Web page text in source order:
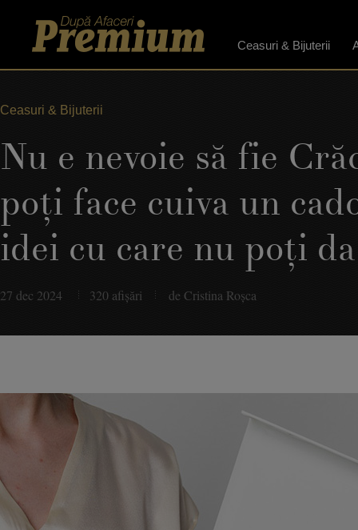
Ceasuri & Bijuterii
Ceasuri & Bijuterii
Nu e nevoie să fie
poţi face cuiva un
idei cu care nu poţi
27 dec 2024 320 afişări de Cristina Roşca